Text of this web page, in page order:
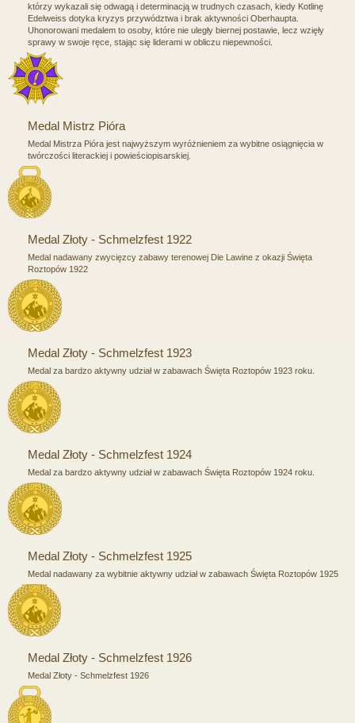
którzy wykazali się odwagą i determinacją w trudnych czasach, kiedy Kotlinę
Edelweiss dotyka kryzys przywództwa i brak aktywności Oberhaupta.
Uhonorowani medalem to osoby, które nie uległy biernej postawie, lecz wzięły
sprawy w swoje ręce, stając się liderami w obliczu niepewności.
Medal Mistrz Pióra
Medal Mistrza Pióra jest najwyższym wyróżnieniem za wybitne osiągnięcia w
twórczości literackiej i powieściopisarskiej.
Medal Złoty - Schmelzfest 1922
Medal nadawany zwycięzcy zabawy terenowej Die Lawine z okazji Święta
Roztopów 1922
Medal Złoty - Schmelzfest 1923
Medal za bardzo aktywny udział w zabawach Święta Roztopów 1923 roku.
Medal Złoty - Schmelzfest 1924
Medal za bardzo aktywny udział w zabawach Święta Roztopów 1924 roku.
Medal Złoty - Schmelzfest 1925
Medal nadawany za wybitnie aktywny udział w zabawach Święta Roztopów 1925
Medal Złoty - Schmelzfest 1926
Medal Złoty - Schmelzfest 1926